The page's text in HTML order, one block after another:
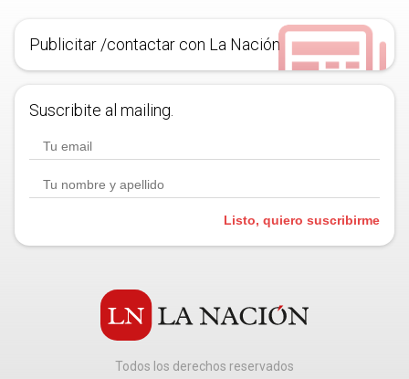
Publicitar /contactar con La Nación
Suscribite al mailing.
Listo, quiero suscribirme
Todos los derechos reservados